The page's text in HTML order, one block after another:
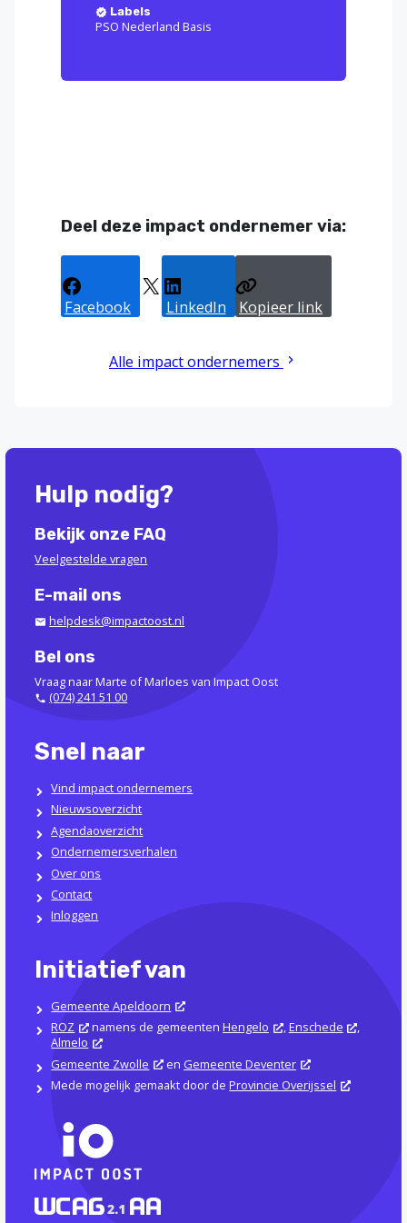
Labels
PSO Nederland Basis
Deel deze impact ondernemer via:
Facebook LinkedIn Kopieer link
Alle impact ondernemers
Hulp nodig?
Bekijk onze FAQ
Veelgestelde vragen
E-mail ons
helpdesk@impactoost.nl
Bel ons
Vraag naar Marte of Marloes van Impact Oost
(074) 241 51 00
Snel naar
Vind impact ondernemers
Nieuwsoverzicht
Agendaoverzicht
Ondernemersverhalen
Over ons
Contact
Inloggen
Initiatief van
Gemeente Apeldoorn
ROZ
namens de gemeentenHengelo ,Enschede
,
Almelo
Gemeente Zwolle
en Gemeente Deventer
Mede mogelijk gemaakt door deProvincie Overijssel